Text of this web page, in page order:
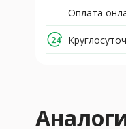
Оплата